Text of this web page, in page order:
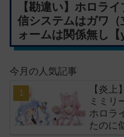
【勘違い】ホロラ
信システムはガワ
ォームは関係無し【
今月の人気記事
【炎
ミミリ
ホロラ
たのに